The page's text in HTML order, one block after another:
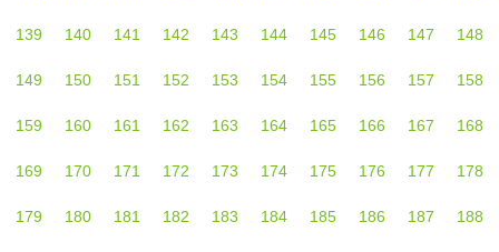
139 140 141 142 143 144 145 146 147 148
149 150 151 152 153 154 155 156 157 158
159 160 161 162 163 164 165 166 167 168
169 170 171 172 173 174 175 176 177 178
179 180 181 182 183 184 185 186 187 188